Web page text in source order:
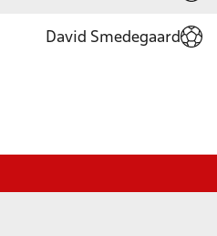
David Smedegaard